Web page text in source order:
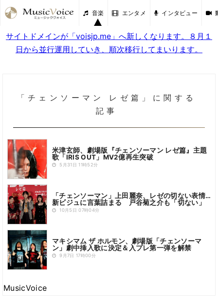
音楽 エンタメ インタビュー
サイトドメインが「voisjp.me」へ新しくなります。８月１
日から並行運用していき、順次移行してまいります。
「チェンソーマン レゼ篇」に関する
記事
米津玄師、劇場版『チェンソーマン レゼ篇』主題
歌「IRIS OUT」MV2億再生突破
5月31日 11時52分
「チェンソーマン」上田麗奈、レゼの切ない表情…
新ビジュに言葉詰まる 戸谷菊之介も「切ない」
10月5日 07時04分
マキシマム ザ ホルモン、劇場版「チェンソーマ
ン」劇中挿入歌に決定＆入プレ第一弾を解禁
9月7日 17時00分
MusicVoice